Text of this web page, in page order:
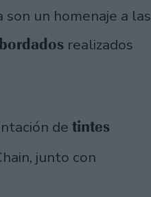
un homenaje a las
bordados realizados
de tintes
junto con